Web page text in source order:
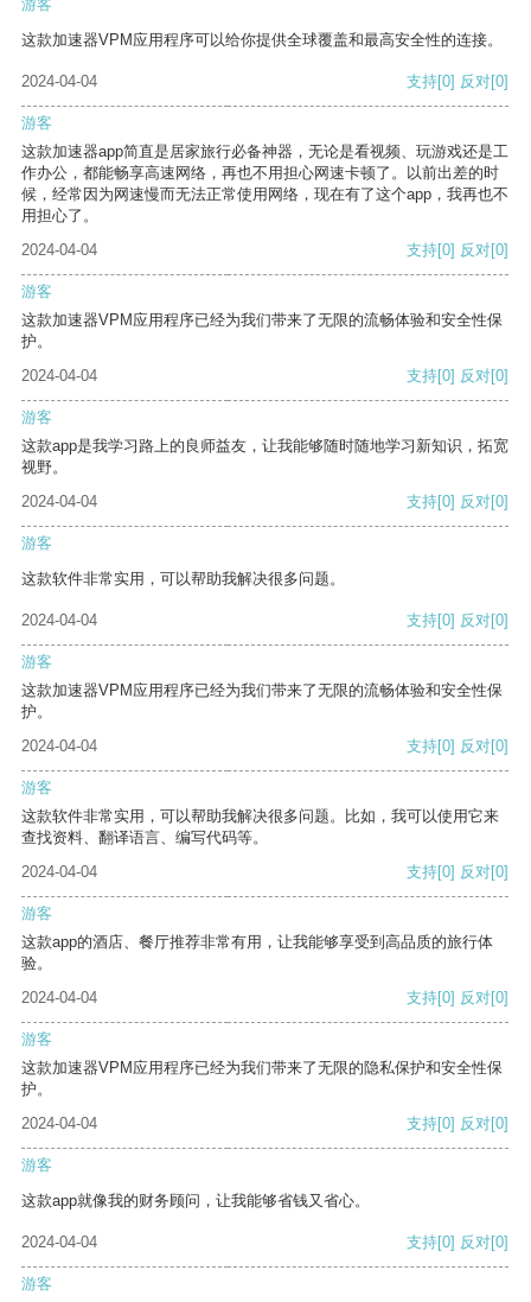
游客
这款加速器VPM应用程序可以给你提供全球覆盖和最高安全性的连接。
2024-04-04 支持[0] 反对[0]
游客
这款加速器app简直是居家旅行必备神器，无论是看视频、玩游戏还是工
作办公，都能畅享高速网络，再也不用担心网速卡顿了。以前出差的时
候，经常因为网速慢而无法正常使用网络，现在有了这个app，我再也不
用担心了。
2024-04-04
支持[0] 反对[0]
游客
这款加速器VPM应用程序已经为我们带来了无限的流畅体验和安全性保
护。
2024-04-04
支持[0] 反对[0]
游客
这款app是我学习路上的良师益友，让我能够随时随地学习新知识，拓宽
视野。
2024-04-04
支持[0] 反对[0]
游客
这款软件非常实用，可以帮助我解决很多问题。
2024-04-04 支持[0] 反对[0]
游客
这款加速器VPM应用程序已经为我们带来了无限的流畅体验和安全性保
护。
2024-04-04
支持[0] 反对[0]
游客
这款软件非常实用，可以帮助我解决很多问题。比如，我可以使用它来
查找资料、翻译语言、编写代码等。
2024-04-04
支持[0] 反对[0]
游客
这款app的酒店、餐厅推荐非常有用，让我能够享受到高品质的旅行体
验。
2024-04-04
支持[0] 反对[0]
游客
这款加速器VPM应用程序已经为我们带来了无限的隐私保护和安全性保
护。
2024-04-04
支持[0] 反对[0]
游客
这款app就像我的财务顾问，让我能够省钱又省心。
2024-04-04 支持[0] 反对[0]
游客